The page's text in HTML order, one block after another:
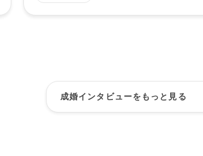
成婚インタビューをもっと見る